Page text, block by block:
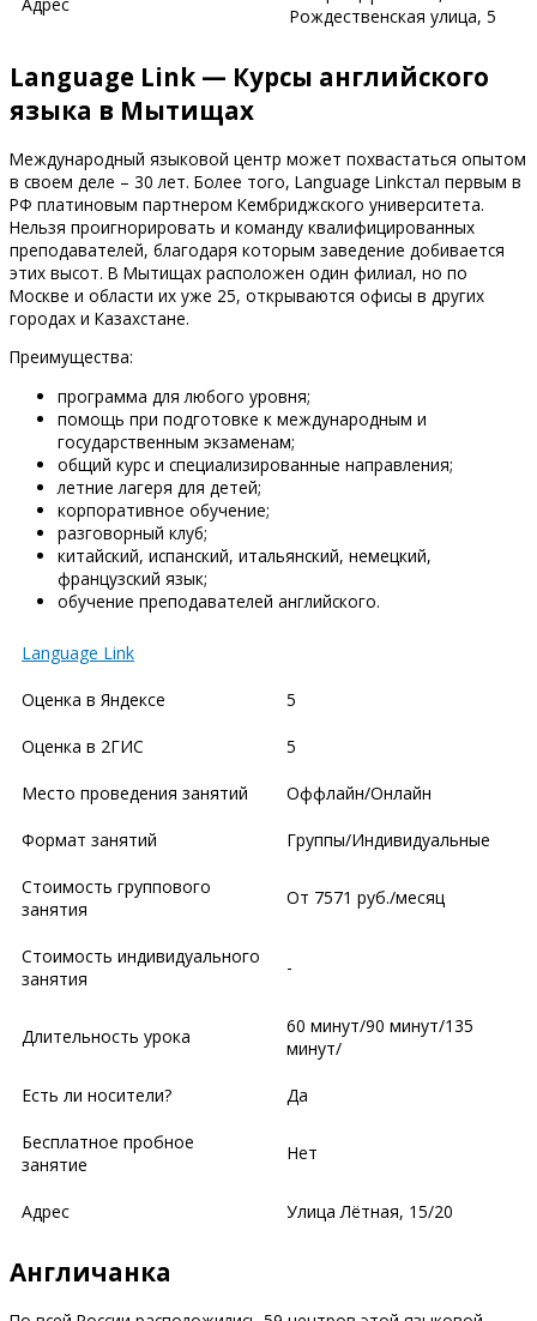
Рождественская улица, 5
Language Link — Курсы английского
языка в Мытищах
Международный языковой центр может похвастаться опытом
в своем деле – 30 лет. Более того, Language Linkстал первым в
РФ платиновым партнером Кембриджского университета.
Нельзя проигнорировать и команду квалифицированных
преподавателей, благодаря которым заведение добивается
этих высот. В Мытищах расположен один филиал, но по
Москве и области их уже 25, открываются офисы в других
городах и Казахстане.
Преимущества:
программа для любого уровня;
помощь при подготовке к международным и
государственным экзаменам;
общий курс и специализированные направления;
летние лагеря для детей;
корпоративное обучение;
разговорный клуб;
китайский, испанский, итальянский, немецкий,
французский язык;
обучение преподавателей английского.
Language Link
Оценка в Яндексе 5
Оценка в 2ГИС 5
Место проведения занятий Оффлайн/Онлайн
Формат занятий Группы/Индивидуальные
Стоимость группового
занятия
От 7571 руб./месяц
Стоимость индивидуального
занятия
-
Длительность урока
60 минут/90 минут/135
минут/
Есть ли носители? Да
Бесплатное пробное
занятие
Нет
Адрес ​Улица Лётная, 15/20
Англичанка